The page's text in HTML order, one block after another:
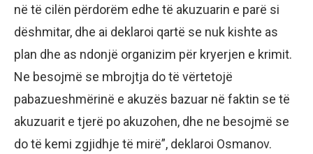
në të cilën përdorëm edhe të akuzuarin e parë si
dëshmitar, dhe ai deklaroi qartë se nuk kishte as
plan dhe as ndonjë organizim për kryerjen e krimit.
Ne besojmë se mbrojtja do të vërtetojë
pabazueshmërinë e akuzës bazuar në faktin se të
akuzuarit e tjerë po akuzohen, dhe ne besojmë se
do të kemi zgjidhje të mirë”, deklaroi Osmanov.